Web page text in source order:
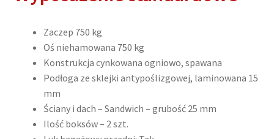
Zaczep 750 kg
Oś niehamowana 750 kg
Konstrukcja cynkowana ogniowo, spawana
Podłoga ze sklejki antypoślizgowej, laminowana 15
mm
Ściany i dach – Sandwich – grubość 25 mm
Ilość boksów – 2 szt.